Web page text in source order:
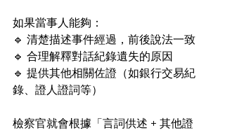
如果當事人能夠：
🔹 清楚描述事件經過，前後說法一致
🔹 合理解釋對話紀錄遺失的原因
🔹 提供其他相關佐證（如銀行交易紀
錄、證人證詞等）
檢察官就會根據「言詞供述 + 其他證